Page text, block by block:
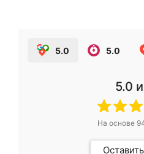
5.0 5.0
5.0
На основе